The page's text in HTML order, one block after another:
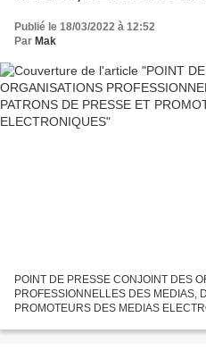
Publié le 18/03/2022 à 12:52
Par Mak
POINT DE PRESSE CONJOINT DES
PROFESSIONNELLES DES MEDIAS,
PROMOTEURS DES MEDIAS
Messieurs les présidents et secrétaires